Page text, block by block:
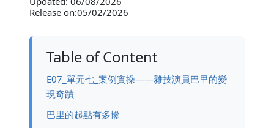
Release on:05/02/2026
Table of Content
E07_單元七_案例實操——雜技演員巴里的變
現奇蹟
巴里的起點有多慘